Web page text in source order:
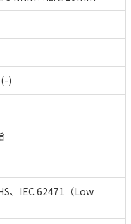
)
、IEC 62471（Low